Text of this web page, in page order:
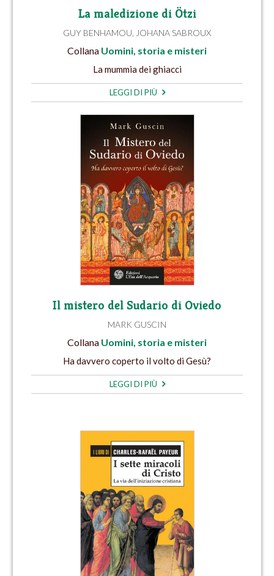
La maledizione di Ötzi
GUY BENHAMOU JOHANA SABROUX
Collana Uomini, storia e misteri
La mummia dei ghiacci
LEGGI DI PIÙ
Il mistero del Sudario di Oviedo
MARK GUSCIN
Collana Uomini, storia e misteri
Ha davvero coperto il volto di Gesù?
LEGGI DI PIÙ